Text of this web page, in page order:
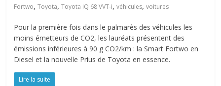
Fortwo,Toyota,Toyota iQ 68 VVT-i,véhicules,voitures
Pour la première fois dans le palmarès des véhicules les
moins émetteurs de CO2, les lauréats présentent des
émissions inférieures à 90 g CO2/km : la Smart Fortwo en
Diesel et la nouvelle Prius de Toyota en essence.
Lire la suite